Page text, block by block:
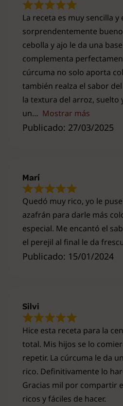
Publicado: 27/03/2025
La receta es muy sencilla
sorprendentemente
cebolla y ajo le da una
complementa
cúrcuma no solo aporta
también realza el sabor
la textura del arroz, suelto
un
Mostrar más
Publicado: 15/01/2024
Quedó muy rico, yo le
azafrán para darle más
especial. Me encantó el
el perejil al final le da
Marí
Hice esta receta para la
total. Mis hijos se lo
repetir. La cúrcuma le da
rico. Definitivamente lo
Gracias mil por compartir
ricos y fáciles de hacer.
Silvi